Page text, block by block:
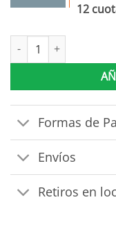
12
Aparador 3 Puertas
Formas de
Envíos
Retiros en